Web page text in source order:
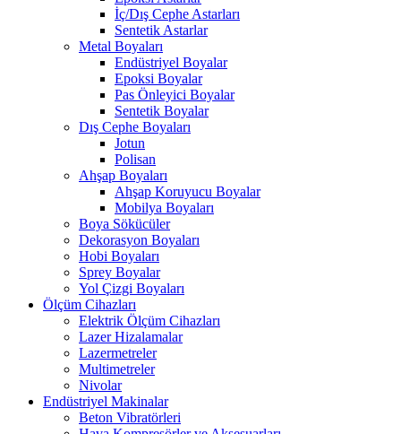
İç/Dış Cephe Astarları
Sentetik Astarlar
Metal Boyaları
Endüstriyel Boyalar
Epoksi Boyalar
Pas Önleyici Boyalar
Sentetik Boyalar
Dış Cephe Boyaları
Jotun
Polisan
Ahşap Boyaları
Ahşap Koruyucu Boyalar
Mobilya Boyaları
Boya Sökücüler
Dekorasyon Boyaları
Hobi Boyaları
Sprey Boyalar
Yol Çizgi Boyaları
Ölçüm Cihazları
Elektrik Ölçüm Cihazları
Lazer Hizalamalar
Lazermetreler
Multimetreler
Nivolar
Endüstriyel Makinalar
Beton Vibratörleri